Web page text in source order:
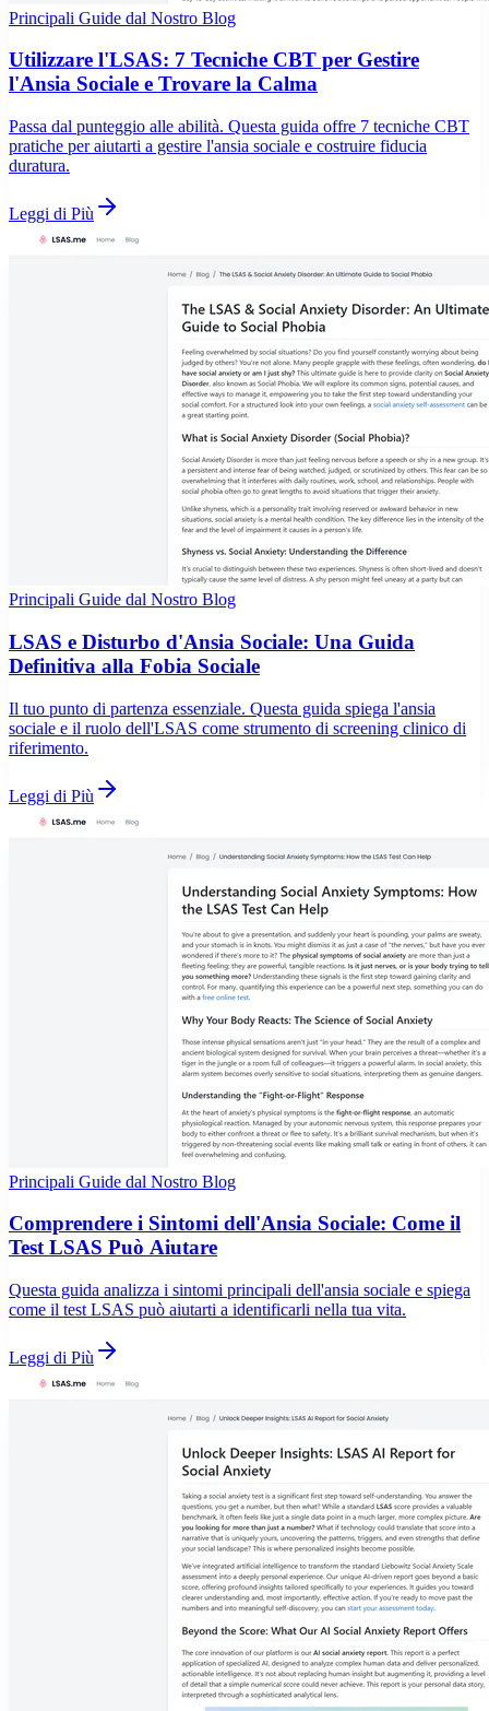
Principali Guide dal Nostro Blog
Utilizzare l'LSAS: 7 Tecniche CBT per Gestire
l'Ansia Sociale e Trovare la Calma
Passa dal punteggio alle abilità. Questa guida offre 7 tecniche CBT
pratiche per aiutarti a gestire l'ansia sociale e costruire fiducia
duratura.
Leggi di Più
Principali Guide dal Nostro Blog
LSAS e Disturbo d'Ansia Sociale: Una Guida
Definitiva alla Fobia Sociale
Il tuo punto di partenza essenziale. Questa guida spiega l'ansia
sociale e il ruolo dell'LSAS come strumento di screening clinico di
riferimento.
Leggi di Più
Principali Guide dal Nostro Blog
Comprendere i Sintomi dell'Ansia Sociale: Come il
Test LSAS Può Aiutare
Questa guida analizza i sintomi principali dell'ansia sociale e spiega
come il test LSAS può aiutarti a identificarli nella tua vita.
Leggi di Più